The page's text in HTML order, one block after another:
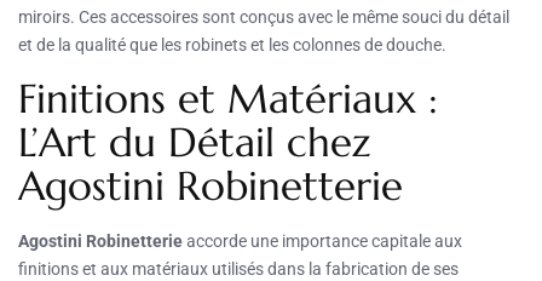
miroirs. Ces accessoires sont conçus avec le même souci du détail
et de la qualité que les robinets et les colonnes de douche.
Finitions et Matériaux :
L’Art du Détail chez
Agostini Robinetterie
Agostini Robinetterieaccorde une importance capitale aux
finitions et aux matériaux utilisés dans la fabrication de ses